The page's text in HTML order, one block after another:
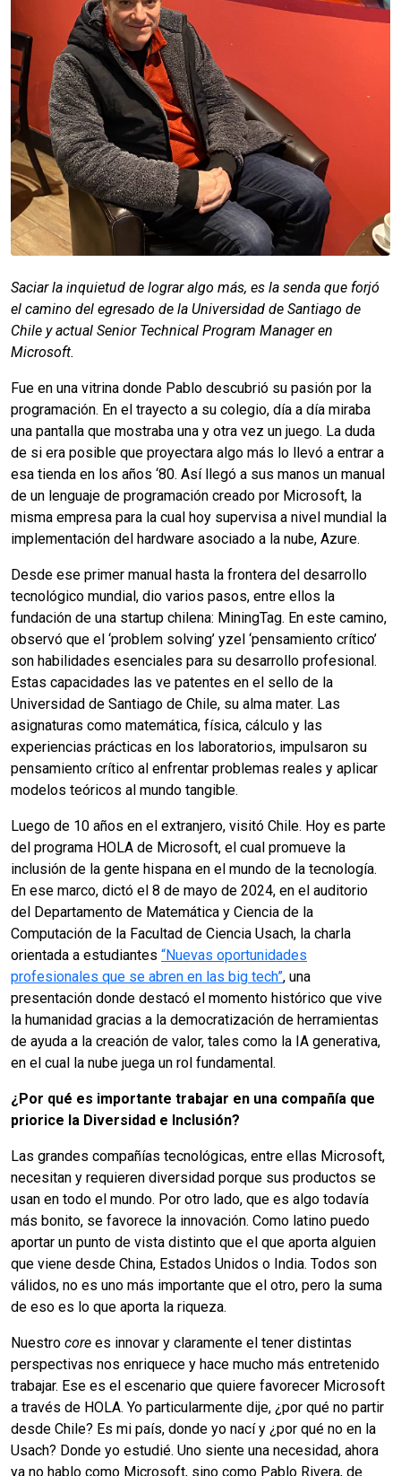
Saciar la inquietud de lograr algo más, es la senda que forjó
el camino del egresado de la Universidad de Santiago de
Chile y actual Senior Technical Program Manager en
Microsoft.
Fue en una vitrina donde Pablo descubrió su pasión por la
programación. En el trayecto a su colegio, día a día miraba
una pantalla que mostraba una y otra vez un juego. La duda
de si era posible que proyectara algo más lo llevó a entrar a
esa tienda en los años ‘80. Así llegó a sus manos un manual
de un lenguaje de programación creado por Microsoft, la
misma empresa para la cual hoy supervisa a nivel mundial la
implementación del hardware asociado a la nube, Azure.
Desde ese primer manual hasta la frontera del desarrollo
tecnológico mundial, dio varios pasos, entre ellos la
fundación de una startup chilena: MiningTag. En este camino,
observó que el ‘problem solving’ yzel ‘pensamiento crítico’
son habilidades esenciales para su desarrollo profesional.
Estas capacidades las ve patentes en el sello de la
Universidad de Santiago de Chile, su alma mater. Las
asignaturas como matemática, física, cálculo y las
experiencias prácticas en los laboratorios, impulsaron su
pensamiento crítico al enfrentar problemas reales y aplicar
modelos teóricos al mundo tangible.
Luego de 10 años en el extranjero, visitó Chile. Hoy es parte
del programa HOLA de Microsoft, el cual promueve la
inclusión de la gente hispana en el mundo de la tecnología.
En ese marco, dictó el 8 de mayo de 2024, en el auditorio
del Departamento de Matemática y Ciencia de la
Computación de la Facultad de Ciencia Usach, la charla
orientada a estudiantes “Nuevas oportunidades
profesionales que se abren en las big tech”, una
presentación donde destacó el momento histórico que vive
la humanidad gracias a la democratización de herramientas
de ayuda a la creación de valor, tales como la IA generativa,
en el cual la nube juega un rol fundamental.
¿Por qué es importante trabajar en una compañía que
priorice la Diversidad e Inclusión?
Las grandes compañías tecnológicas, entre ellas Microsoft,
necesitan y requieren diversidad porque sus productos se
usan en todo el mundo. Por otro lado, que es algo todavía
más bonito, se favorece la innovación. Como latino puedo
aportar un punto de vista distinto que el que aporta alguien
que viene desde China, Estados Unidos o India. Todos son
válidos, no es uno más importante que el otro, pero la suma
de eso es lo que aporta la riqueza.
Nuestro core es innovar y claramente el tener distintas
perspectivas nos enriquece y hace mucho más entretenido
trabajar. Ese es el escenario que quiere favorecer Microsoft
a través de HOLA. Yo particularmente dije, ¿por qué no partir
desde Chile? Es mi país, donde yo nací y ¿por qué no en la
Usach? Donde yo estudié. Uno siente una necesidad, ahora
ya no hablo como Microsoft, sino como Pablo Rivera, de